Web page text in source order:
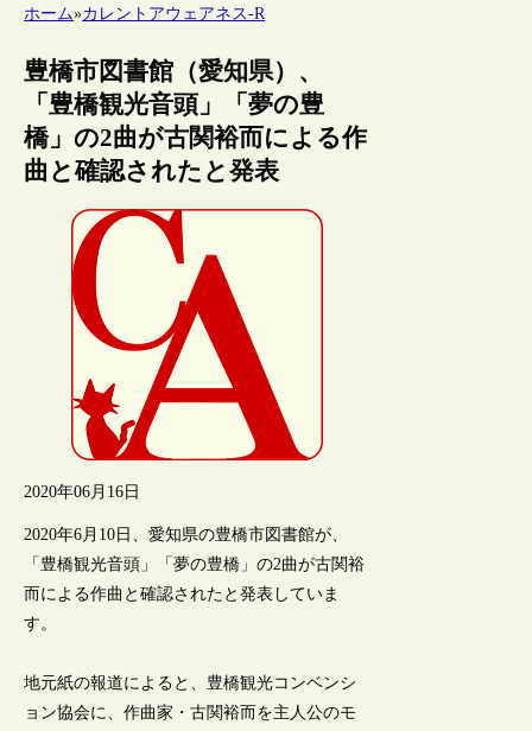
ホーム»カレントアウェアネス-R
豊橋市図書館（愛知県）、
「豊橋観光音頭」「夢の豊
橋」の2曲が古関裕而による作
曲と確認されたと発表
2020年06月16日
2020年6月10日、愛知県の豊橋市図書館が、
「豊橋観光音頭」「夢の豊橋」の2曲が古関裕
而による作曲と確認されたと発表していま
す。
地元紙の報道によると、豊橋観光コンベンシ
ョン協会に、作曲家・古関裕而を主人公のモ